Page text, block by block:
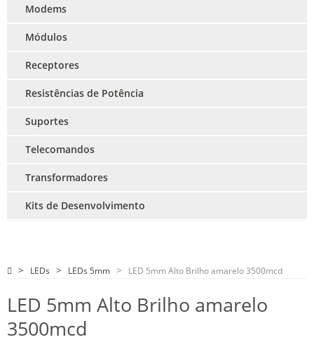
Modems
Módulos
Receptores
Resistências de Potência
Suportes
Telecomandos
Transformadores
Kits de Desenvolvimento
LEDs LEDs 5mm LED 5mm Alto Brilho amarelo 3500mcd
LED 5mm Alto Brilho amarelo
3500mcd